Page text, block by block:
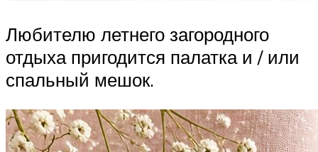
Любителю летнего загородного
отдыха пригодится палатка и / или
спальный мешок.